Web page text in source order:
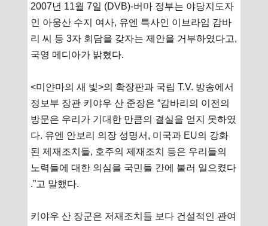
2007년 11월 7일 (DVB)-버마 정부는 야당지도자
인 아웅산 수지 여사, 유엔 특사인 이브라임 감바
리 씨 등 3자 회담을 갖자는 제안을 거부하였다고,
국영 메디아가 밝혔다.
<미얀마의 새 빛>의 확장판과 국립 T.V. 방송에서
정보부 장관 키야우 산 준장은 “감바리의 이전의
방문은 우리가 기대한 만큼의 결실을 얻지 못하였
다. 유엔 안보리 의장 성명서, 미국과 EU의 강화
된 제재조치들, 호주의 제재조치 등은 우리들의
노력들에 대한 의심을 국민들 간에 불러 일으켰다
.”고 말했다.
키야우 산 장군은 저재조치들 보다 건설적인 관여